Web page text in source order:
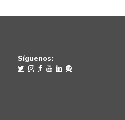
Síguenos: